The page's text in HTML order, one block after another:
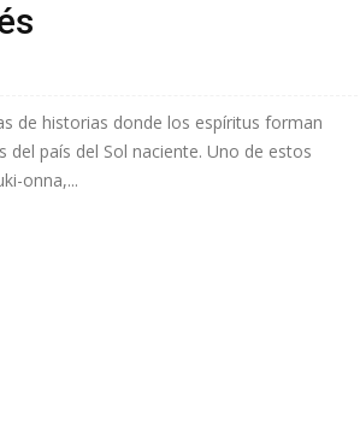
de historias donde los espíritus forman
país del Sol naciente. Uno de estos
onna,...